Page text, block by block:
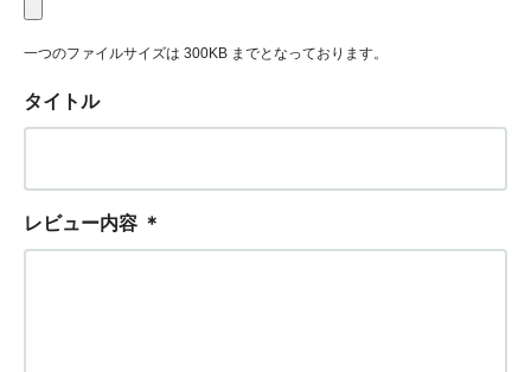
一つのファイルサイズは 300KB までとなっております。
タイトル
レビュー内容 ＊